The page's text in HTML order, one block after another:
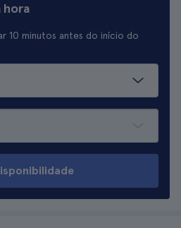
hora
10 minutos antes do início do